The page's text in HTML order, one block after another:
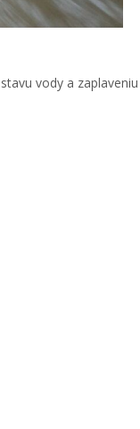
vody a zaplaveniu